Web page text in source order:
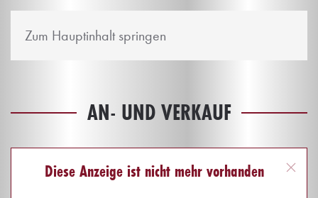
Zum Hauptinhalt springen
AN- UND VERKAUF
Diese Anzeige ist nicht mehr vorhanden